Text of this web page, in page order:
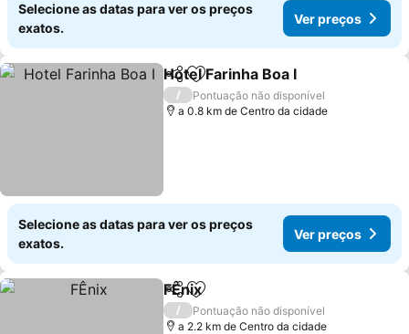
Selecione as datas para ver os preços
exatos.
Ver preços
PartilharAdicionar aos favoritos
Hotel Farinha Boa I
/
Pontuação não disponível
a 0.8 km de Centro da cidade
Selecione as datas para ver os preços
exatos.
Ver preços
PartilharAdicionar aos favoritos
FÊnix
/
Pontuação não disponível
a 2.2 km de Centro da cidade